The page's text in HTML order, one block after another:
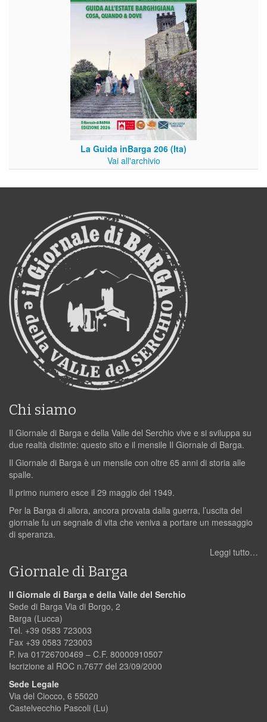
La Guida inBarga 206 (Ita)
Vai all'archivio
Chi siamo
Il Giornale di Barga e della Valle del Serchio vive e si sviluppa su
due realtà distinte: questo sito e il mensile Il Giornale di Barga.
Il Giornale di Barga è un mensile con oltre 65 anni di storia alle
spalle.
Il primo numero esce il 29 maggio del 1949.
Per la Barga di allora, ancora provata dalla guerra, l’uscita del
giornale fu un segnale di vita che veniva a portare un messaggio
di speranza.
Leggi tutto…
Giornale di Barga
Il Giornale di Barga e della Valle del Serchio
Sede di Barga Via di Borgo, 2
Barga (Lucca)
Tel. +39 0583 723003
Fax +39 0583 723003
P. iva 01726700469 – C.F. 80000910507
Iscrizione al ROC n.7677 del 23/09/2000
Sede Legale
Via del Ciocco, 6 55020
Castelvecchio Pascoli (Lu)